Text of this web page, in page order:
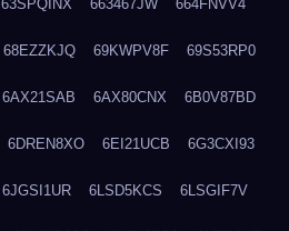
63SPQINX 663467JW 664FNVV4
68EZZKJQ 69KWPV8F 69S53RP0
6AX21SAB 6AX80CNX 6B0V87BD
6DREN8XO 6EI21UCB 6G3CXI93
6JGSI1UR 6LSD5KCS 6LSGIF7V